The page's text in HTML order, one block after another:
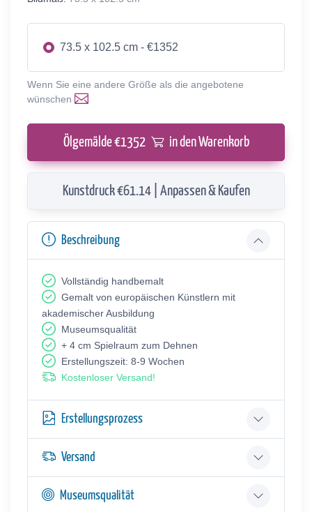
73.5 x 102.5 cm - €1352
Wenn Sie eine andere Größe als die angebotene
wünschen
Ölgemälde €1352 in den Warenkorb
Kunstdruck €61.14 | Anpassen & Kaufen
Beschreibung
Vollständig handbemalt
Gemalt von europäischen Künstlern mit
akademischer Ausbildung
Museumsqualität
+ 4 cm Spielraum zum Dehnen
Erstellungszeit: 8-9 Wochen
Kostenloser Versand!
Erstellungsprozess
Versand
Museumsqualität